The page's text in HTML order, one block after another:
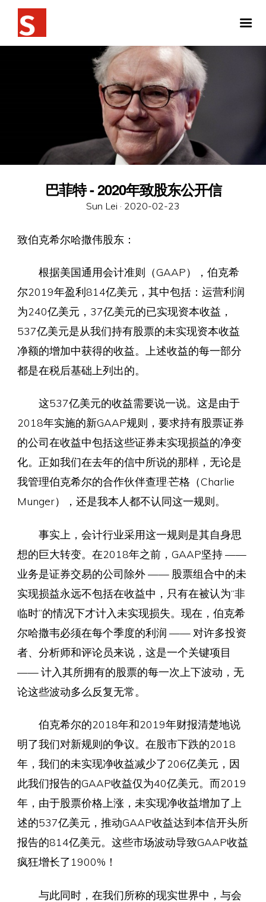
巴菲特 - 2020年致股东公开信
Sun Lei · Posted
2020-02-23
致伯克希尔哈撒伟股东：
根据美国通用会计准则（GAAP），伯克希
尔2019年盈利814亿美元，其中包括：运营利润
为240亿美元，37亿美元的已实现资本收益，
537亿美元是从我们持有股票的未实现资本收益
净额的增加中获得的收益。上述收益的每一部分
都是在税后基础上列出的。
这537亿美元的收益需要说一说。这是由于
2018年实施的新GAAP规则，要求持有股票证券
的公司在收益中包括这些证券未实现损益的净变
化。正如我们在去年的信中所说的那样，无论是
我管理伯克希尔的合作伙伴查理·芒格（Charlie
Munger），还是我本人都不认同这一规则。
事实上，会计行业采用这一规则是其自身思
想的巨大转变。在2018年之前，GAAP坚持 ——
业务是证券交易的公司除外 —— 股票组合中的未
实现损益永远不包括在收益中，只有在被认为“非
临时”的情况下才计入未实现损失。现在，伯克希
尔哈撒韦必须在每个季度的利润 —— 对许多投资
者、分析师和评论员来说，这是一个关键项目
—— 计入其所拥有的股票的每一次上下波动，无
论这些波动多么反复无常。
伯克希尔的2018年和2019年财报清楚地说
明了我们对新规则的争议。在股市下跌的2018
年，我们的未实现净收益减少了206亿美元，因
此我们报告的GAAP收益仅为40亿美元。而2019
年，由于股票价格上涨，未实现净收益增加了上
述的537亿美元，推动GAAP收益达到本信开头所
报告的814亿美元。这些市场波动导致GAAP收益
疯狂增长了1900%！
与此同时，在我们所称的现实世界中，与会